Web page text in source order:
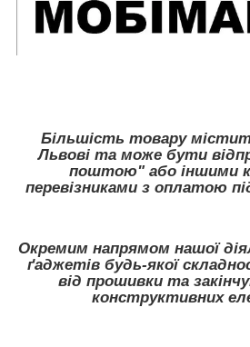
Більшість товару
Львові та може бути
поштою" або іншими
перевізниками з оплатою
Окремим напрямом нашої
ґаджетів будь-якої
від прошивки та
конструктивних